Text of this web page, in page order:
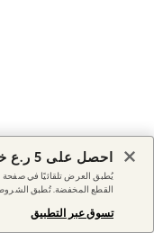
Shop
Styles
Collection
& T-Shirts
& Kaftans
Sandals
Swimwear
احصل على 5 ر.ع خصم على أول طلب عبر التطبيق
القطع المخفضة. تُطبق
تسوق عبر التطبيق